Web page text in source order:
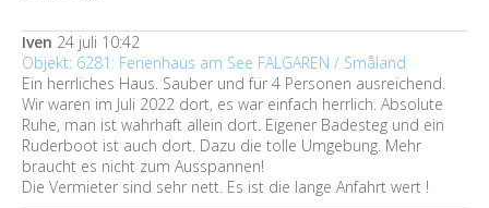
Iven 24 juli 10:42
Objekt: 6281: Ferienhaus am See FÄLGAREN / Småland
Ein herrliches Haus. Sauber und für 4 Personen ausreichend.
Wir waren im Juli 2022 dort, es war einfach herrlich. Absolute
Ruhe, man ist wahrhaft allein dort. Eigener Badesteg und ein
Ruderboot ist auch dort. Dazu die tolle Umgebung. Mehr
braucht es nicht zum Ausspannen!
Die Vermieter sind sehr nett. Es ist die lange Anfahrt wert !